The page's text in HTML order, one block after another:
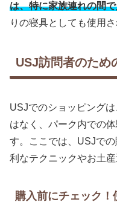
は、特に家族連れの間
りの寝具としても使用さ
USJ訪問者のため
USJでのショッピング
はなく、パーク内での
す。ここでは、USJで
利なテクニックやお土
購入前にチェック！